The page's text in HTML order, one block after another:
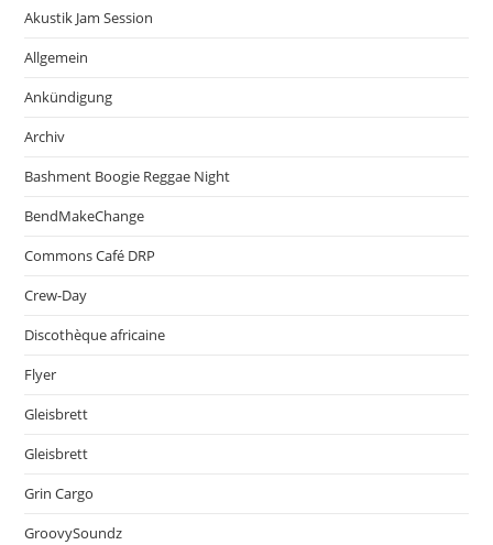
Akustik Jam Session
Allgemein
Ankündigung
Archiv
Bashment Boogie Reggae Night
BendMakeChange
Commons Café DRP
Crew-Day
Discothèque africaine
Flyer
Gleisbrett
Gleisbrett
Grin Cargo
GroovySoundz